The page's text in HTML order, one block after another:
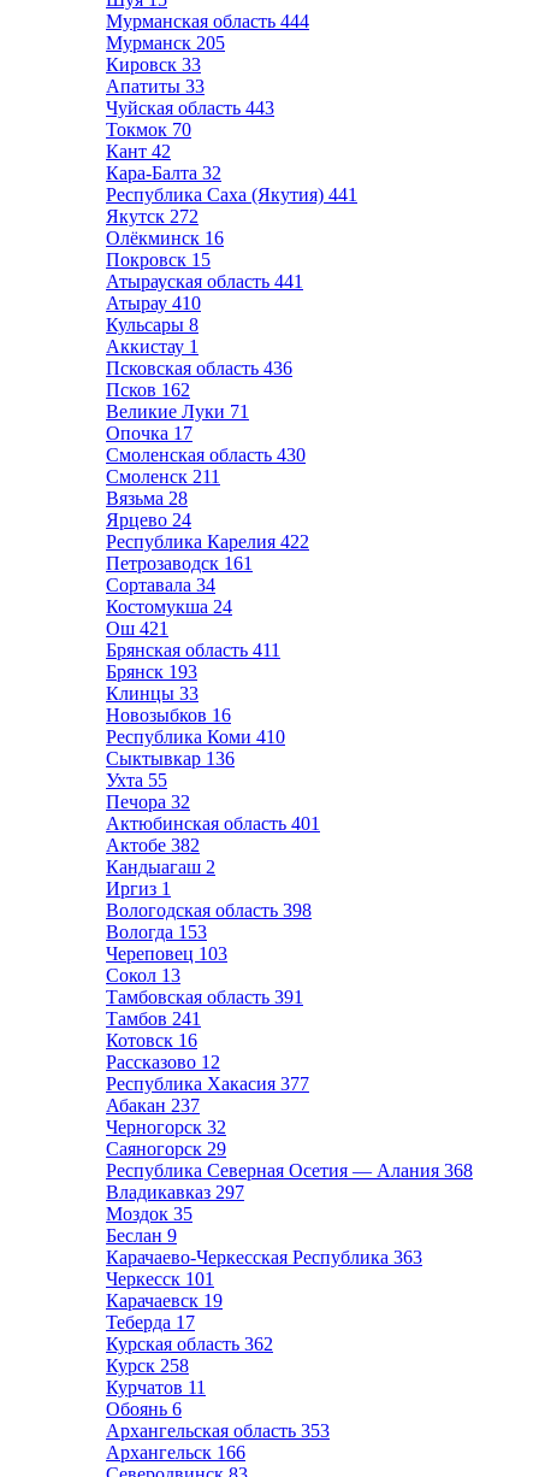
Мурманская область 444
Мурманск 205
Кировск 33
Апатиты 33
Чуйская область 443
Токмок 70
Кант 42
Кара-Балта 32
Республика Саха (Якутия) 441
Якутск 272
Олёкминск 16
Покровск 15
Атырауская область 441
Атырау 410
Кульсары 8
Аккистау 1
Псковская область 436
Псков 162
Великие Луки 71
Опочка 17
Смоленская область 430
Смоленск 211
Вязьма 28
Ярцево 24
Республика Карелия 422
Петрозаводск 161
Сортавала 34
Костомукша 24
Ош 421
Брянская область 411
Брянск 193
Клинцы 33
Новозыбков 16
Республика Коми 410
Сыктывкар 136
Ухта 55
Печора 32
Актюбинская область 401
Актобе 382
Кандыагаш 2
Иргиз 1
Вологодская область 398
Вологда 153
Череповец 103
Сокол 13
Тамбовская область 391
Тамбов 241
Котовск 16
Рассказово 12
Республика Хакасия 377
Абакан 237
Черногорск 32
Саяногорск 29
Республика Северная Осетия — Алания 368
Владикавказ 297
Моздок 35
Беслан 9
Карачаево-Черкесская Республика 363
Черкесск 101
Карачаевск 19
Теберда 17
Курская область 362
Курск 258
Курчатов 11
Обоянь 6
Архангельская область 353
Архангельск 166